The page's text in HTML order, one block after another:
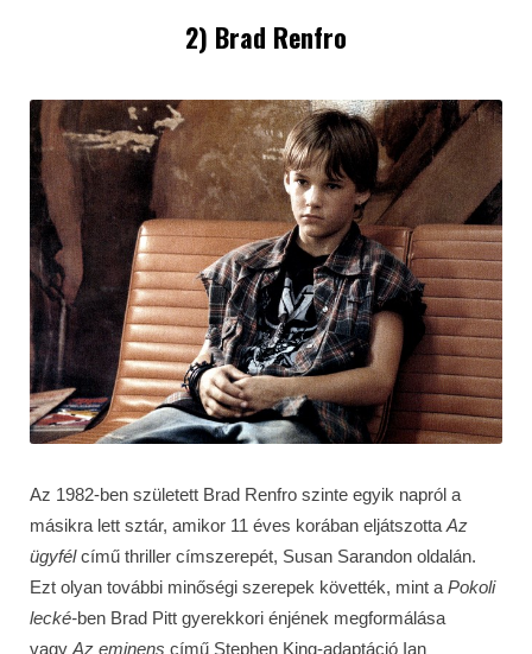
2) Brad Renfro
Az 1982-ben született Brad Renfro szinte egyik napról a
másikra lett sztár, amikor 11 éves korában eljátszotta Az
ügyfélcímű thriller címszerepét, Susan Sarandon oldalán.
Ezt olyan további minőségi szerepek követték, mint a Pokoli
lecké-ben Brad Pitt gyerekkori énjének megformálása
vagy Az eminens című Stephen King-adaptáció Ian